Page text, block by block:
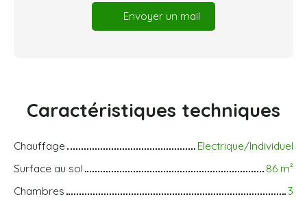
Envoyer un mail
Caractéristiques techniques
Chauffage
Electrique/Individuel
Surface au sol
86 m²
Chambres
3